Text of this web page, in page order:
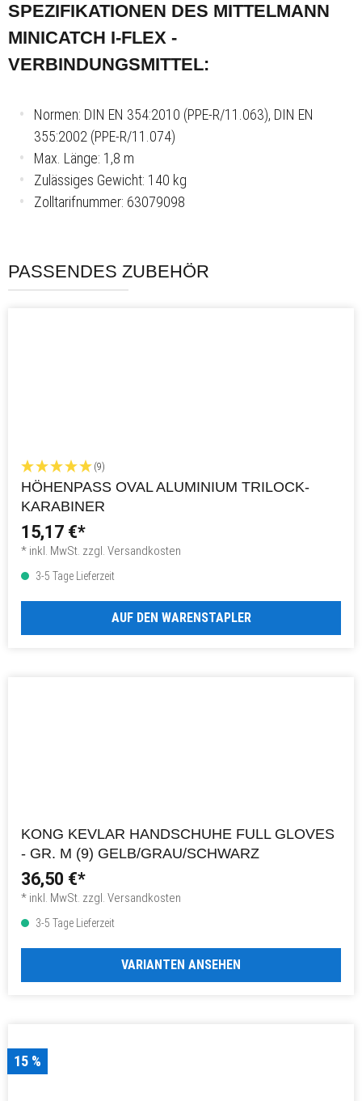
SPEZIFIKATIONEN DES MITTELMANN
MINICATCH I-FLEX -
VERBINDUNGSMITTEL:
Normen: DIN EN 354:2010 (PPE-R/11.063), DIN EN
355:2002 (PPE-R/11.074)
Max. Länge: 1,8 m
Zulässiges Gewicht: 140 kg
Zolltarifnummer: 63079098
PASSENDES ZUBEHÖR
(9)
HÖHENPASS OVAL ALUMINIUM TRILOCK-
KARABINER
15,17 €*
* inkl. MwSt. zzgl. Versandkosten
3-5 Tage Lieferzeit
AUF DEN WARENSTAPLER
KONG KEVLAR HANDSCHUHE FULL GLOVES
- GR. M (9) GELB/GRAU/SCHWARZ
36,50 €*
* inkl. MwSt. zzgl. Versandkosten
3-5 Tage Lieferzeit
VARIANTEN ANSEHEN
15 %